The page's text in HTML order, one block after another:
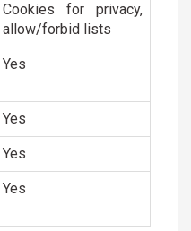
Cookies for privacy,
allow/forbid lists
Yes
Yes
Yes
Yes